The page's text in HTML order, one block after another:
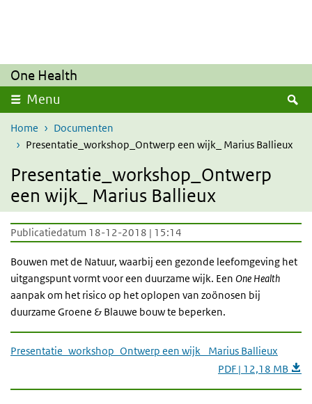
One Health
Menu
Home
Documenten
Presentatie_workshop_Ontwerp een wijk_ Marius Ballieux
Presentatie_workshop_Ontwerp
een wijk_ Marius Ballieux
Publicatiedatum 18-12-2018 | 15:14
Bouwen met de Natuur, waarbij een gezonde leefomgeving het
uitgangspunt vormt voor een duurzame wijk. Een One Health
aanpak om het risico op het oplopen van zoönosen bij
duurzame Groene & Blauwe bouw te beperken.
Presentatie_workshop_Ontwerp een wijk_ Marius Ballieux
PDF | 12,18 MB